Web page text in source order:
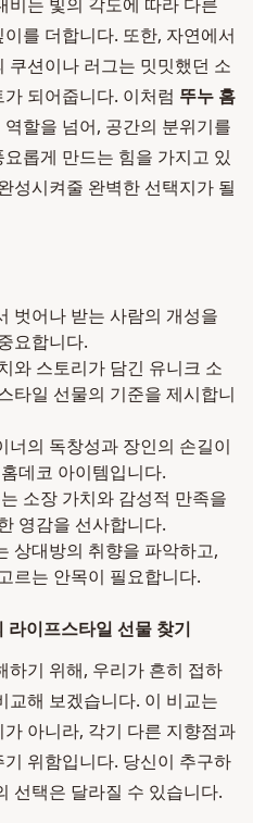
를 더합니다. 또한, 자연에서
쿠션이나 러그는 밋밋했던 소
되어줍니다. 이처럼 뚜누 홈
할을 넘어, 공간의 분위기를
롭게 만드는 힘을 가지고 있
성시켜줄 완벽한 선택지가 될
벗어나 받는 사람의 개성을
요합니다.
와 스토리가 담긴 유니크 소
타일 선물의 기준을 제시합니
너의 독창성과 장인의 손길이
데코 아이템입니다.
소장 가치와 감성적 만족을
영감을 선사합니다.
상대방의 취향을 파악하고,
르는 안목이 필요합니다.
이프스타일 선물 찾기
하기 위해, 우리가 흔히 접하
교해 보겠습니다. 이 비교는
아니라, 각기 다른 지향점과
위함입니다. 당신이 추구하
선택은 달라질 수 있습니다.